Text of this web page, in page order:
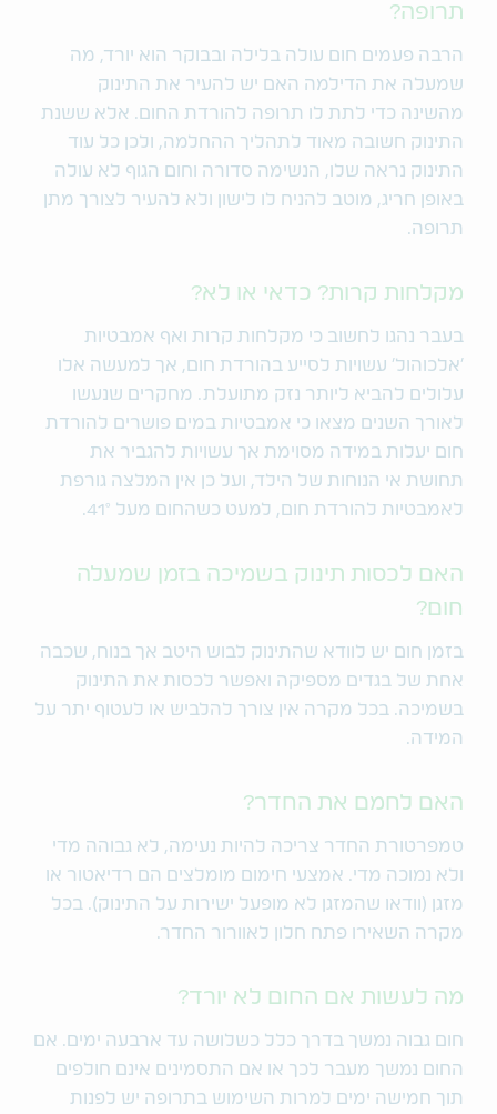
תרופה?
הרבה פעמים חום עולה בלילה ובבוקר הוא יורד, מה
שמעלה את הדילמה האם יש להעיר את התינוק
מהשינה כדי לתת לו תרופה להורדת החום. אלא ששנת
התינוק חשובה מאוד לתהליך ההחלמה, ולכן כל עוד
התינוק נראה שלו, הנשימה סדורה וחום הגוף לא עולה
באופן חריג, מוטב להניח לו לישון ולא להעיר לצורך מתן
תרופה.
מקלחות קרות? כדאי או לא?
בעבר נהגו לחשוב כי מקלחות קרות ואף אמבטיות
'אלכוהול' עשויות לסייע בהורדת חום, אך למעשה אלו
עלולים להביא ליותר נזק מתועלת. מחקרים שנעשו
לאורך השנים מצאו כי אמבטיות במים פושרים להורדת
חום יעלות במידה מסוימת אך עשויות להגביר את
תחושת אי הנוחות של הילד, ועל כן אין המלצה גורפת
לאמבטיות להורדת חום, למעט כשהחום מעל 41°.
האם לכסות תינוק בשמיכה בזמן שמעלה
חום?
בזמן חום יש לוודא שהתינוק לבוש היטב אך בנוח, שכבה
אחת של בגדים מספיקה ואפשר לכסות את התינוק
בשמיכה. בכל מקרה אין צורך להלביש או לעטוף יתר על
המידה.
האם לחמם את החדר?
טמפרטורת החדר צריכה להיות נעימה, לא גבוהה מדי
ולא נמוכה מדי. אמצעי חימום מומלצים הם רדיאטור או
מזגן (וודאו שהמזגן לא מופעל ישירות על התינוק). בכל
מקרה השאירו פתח חלון לאוורור החדר.
מה לעשות אם החום לא יורד?
חום גבוה נמשך בדרך כלל כשלושה עד ארבעה ימים. אם
החום נמשך מעבר לכך או אם התסמינים אינם חולפים
תוך חמישה ימים למרות השימוש בתרופה יש לפנות